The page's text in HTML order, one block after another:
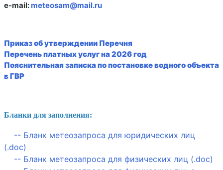
e-mail: meteosam@mail.ru
Приказ об утверждении Перечня
Перечень платных услуг на 2026 год
Пояснительная записка по постановке водного объекта
в ГВР
Бланки для заполнения:
-- Бланк метеозапроса для юридических лиц
(.doc)
-- Бланк метеозапроса для физических лиц (.doc)